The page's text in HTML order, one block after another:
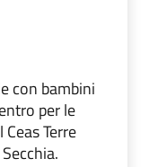
con bambini
per le
Terre